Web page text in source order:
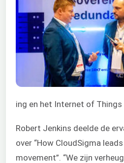
ing en het Internet of Things
Robert Jenkins deelde de
over “How CloudSigma
movement”. “We zijn